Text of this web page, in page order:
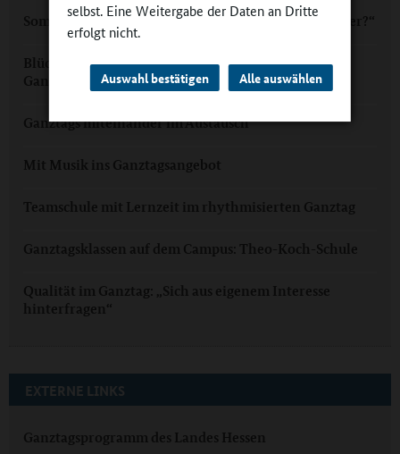
selbst. Eine Weitergabe der Daten an Dritte
erfolgt nicht.
Auswahl bestätigen Alle auswählen
Sommer im Ganztag: „Wie viel ist eigentlich 1,5 Meter?“
Blücherschule Wiesbaden: Wurzeln und Flügel im
Ganztag
Ganztags miteinander im Austausch
Mit Musik ins Ganztagsangebot
Teamschule mit Lernzeit im rhythmisierten Ganztag
Ganztagsklassen auf dem Campus: Theo-Koch-Schule
Qualität im Ganztag: „Sich aus eigenem Interesse
hinterfragen“
EXTERNE LINKS
Ganztagsprogramm des Landes Hessen